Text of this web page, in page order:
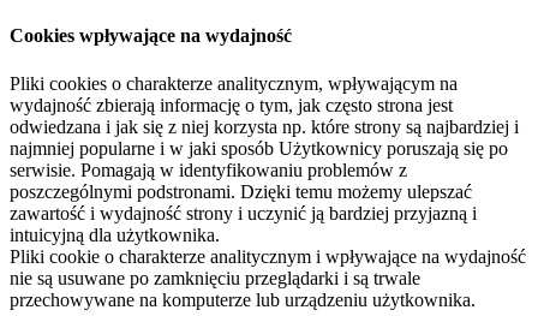
Cookies wpływające na wydajność
Pliki cookies o charakterze analitycznym, wpływającym na
wydajność zbierają informację o tym, jak często strona jest
odwiedzana i jak się z niej korzysta np. które strony są najbardziej i
najmniej popularne i w jaki sposób Użytkownicy poruszają się po
serwisie. Pomagają w identyfikowaniu problemów z
poszczególnymi podstronami. Dzięki temu możemy ulepszać
zawartość i wydajność strony i uczynić ją bardziej przyjazną i
intuicyjną dla użytkownika.
Pliki cookie o charakterze analitycznym i wpływające na wydajność
nie są usuwane po zamknięciu przeglądarki i są trwale
przechowywane na komputerze lub urządzeniu użytkownika.